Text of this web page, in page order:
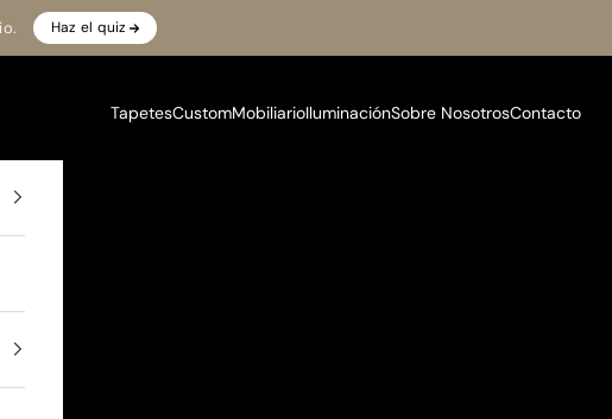
Haz el quiz
TapetesCustomMobiliarioIluminaciónSobre NosotrosContacto